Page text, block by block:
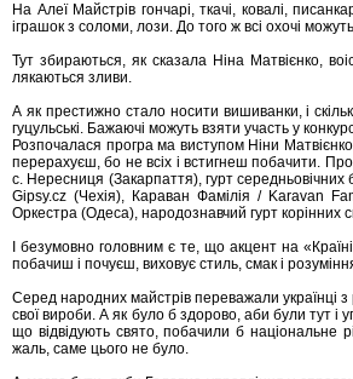
На Алеї Майстрів гончарі, ткачі, ковалі,
іграшок з соломи, лози. До того ж всі охочі
Тут збираються, як сказала Ніна Матвієнко,
лякаються зливи.
А як престижно стало носити вишиванки, і
гуцульські. Бажаючі можуть взяти участь у
Розпочалася програ ма виступом Ніни
перерахуєш, бо не всіх і встигнеш побачити.
с. Нересниця (Закарпаття), гурт середньовічних
Gipsy.cz (Чехія), Караван Фамілія / Karavan
Оркестра (Одеса), народознавчий гурт корінних
І безумовно головним є те, що акцент на
побачиш і почуєш, виховує стиль, смак і
Серед народних майстрів переважали українці з
свої вироби. А як було б здорово, аби були тут і
що відвідують свято, побачили б національне
жаль, саме цього не було.